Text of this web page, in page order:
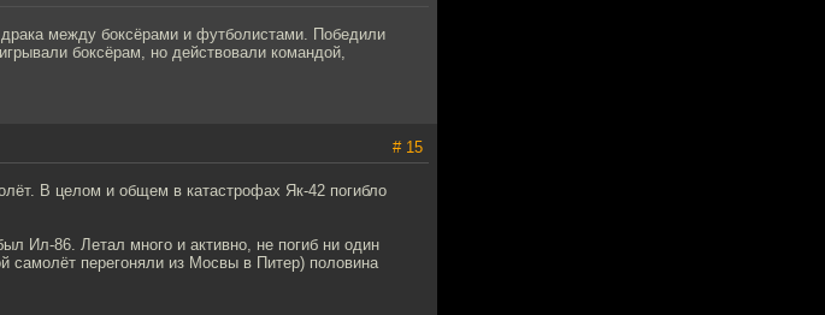
между боксёрами и футболистами. Победили
боксёрам, но действовали командой,
# 15
В целом и общем в катастрофах Як-42 погибло
Ил-86. Летал много и активно, не погиб ни один
самолёт перегоняли из Мосвы в Питер) половина